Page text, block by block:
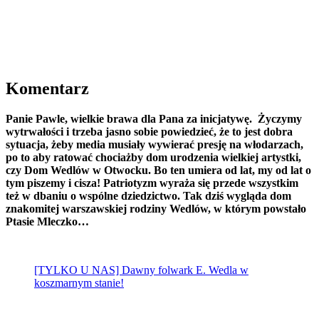
Komentarz
Panie Pawle, wielkie brawa dla Pana za inicjatywę. Życzymy
wytrwałości i trzeba jasno sobie powiedzieć, że to jest dobra
sytuacja, żeby media musiały wywierać presję na włodarzach,
po to aby ratować chociażby dom urodzenia wielkiej artystki,
czy Dom Wedlów w Otwocku. Bo ten umiera od lat, my od lat o
tym piszemy i cisza! Patriotyzm wyraża się przede wszystkim
też w dbaniu o wspólne dziedzictwo. Tak dziś wygląda dom
znakomitej warszawskiej rodziny Wedlów, w którym powstało
Ptasie Mleczko…
[TYLKO U NAS] Dawny folwark E. Wedla w
koszmarnym stanie!